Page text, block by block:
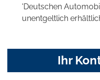
'Deutschen
unentgeltlich
Ihr